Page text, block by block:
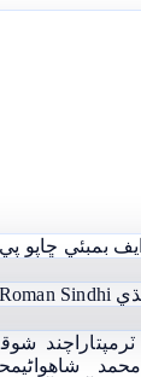
بمبئي ڇاپو
Roman Sindhi
تاراچند
شاھواڻي